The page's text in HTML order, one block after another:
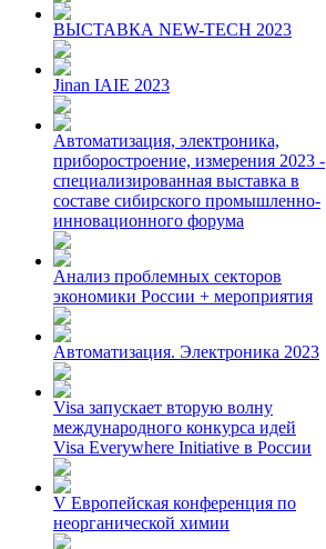
ВЫСТАВКА NEW-TECH 2023
Jinan IAIE 2023
Автоматизация, электроника,
приборостроение, измерения 2023 -
специализированная выставка в
составе сибирского промышленно-
инновационного форума
Анализ проблемных секторов
экономики России + мероприятия
Автоматизация. Электроника 2023
Visa запускает вторую волну
международного конкурса идей
Visa Everywhere Initiative в России
V Европейская конференция по
неорганической химии